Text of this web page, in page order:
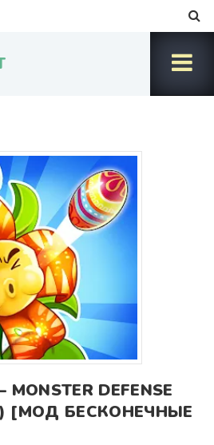
MONSTER DEFENSE
[МОД БЕСКОНЕЧНЫЕ